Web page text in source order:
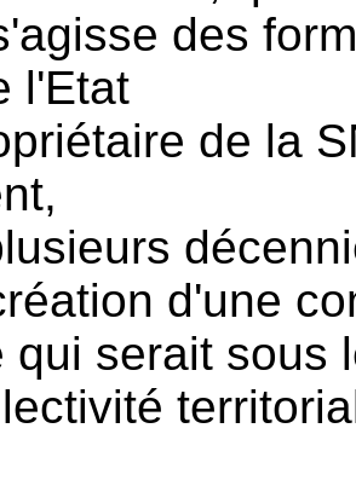
des
l'Etat
de la
d'une
qui serait sous